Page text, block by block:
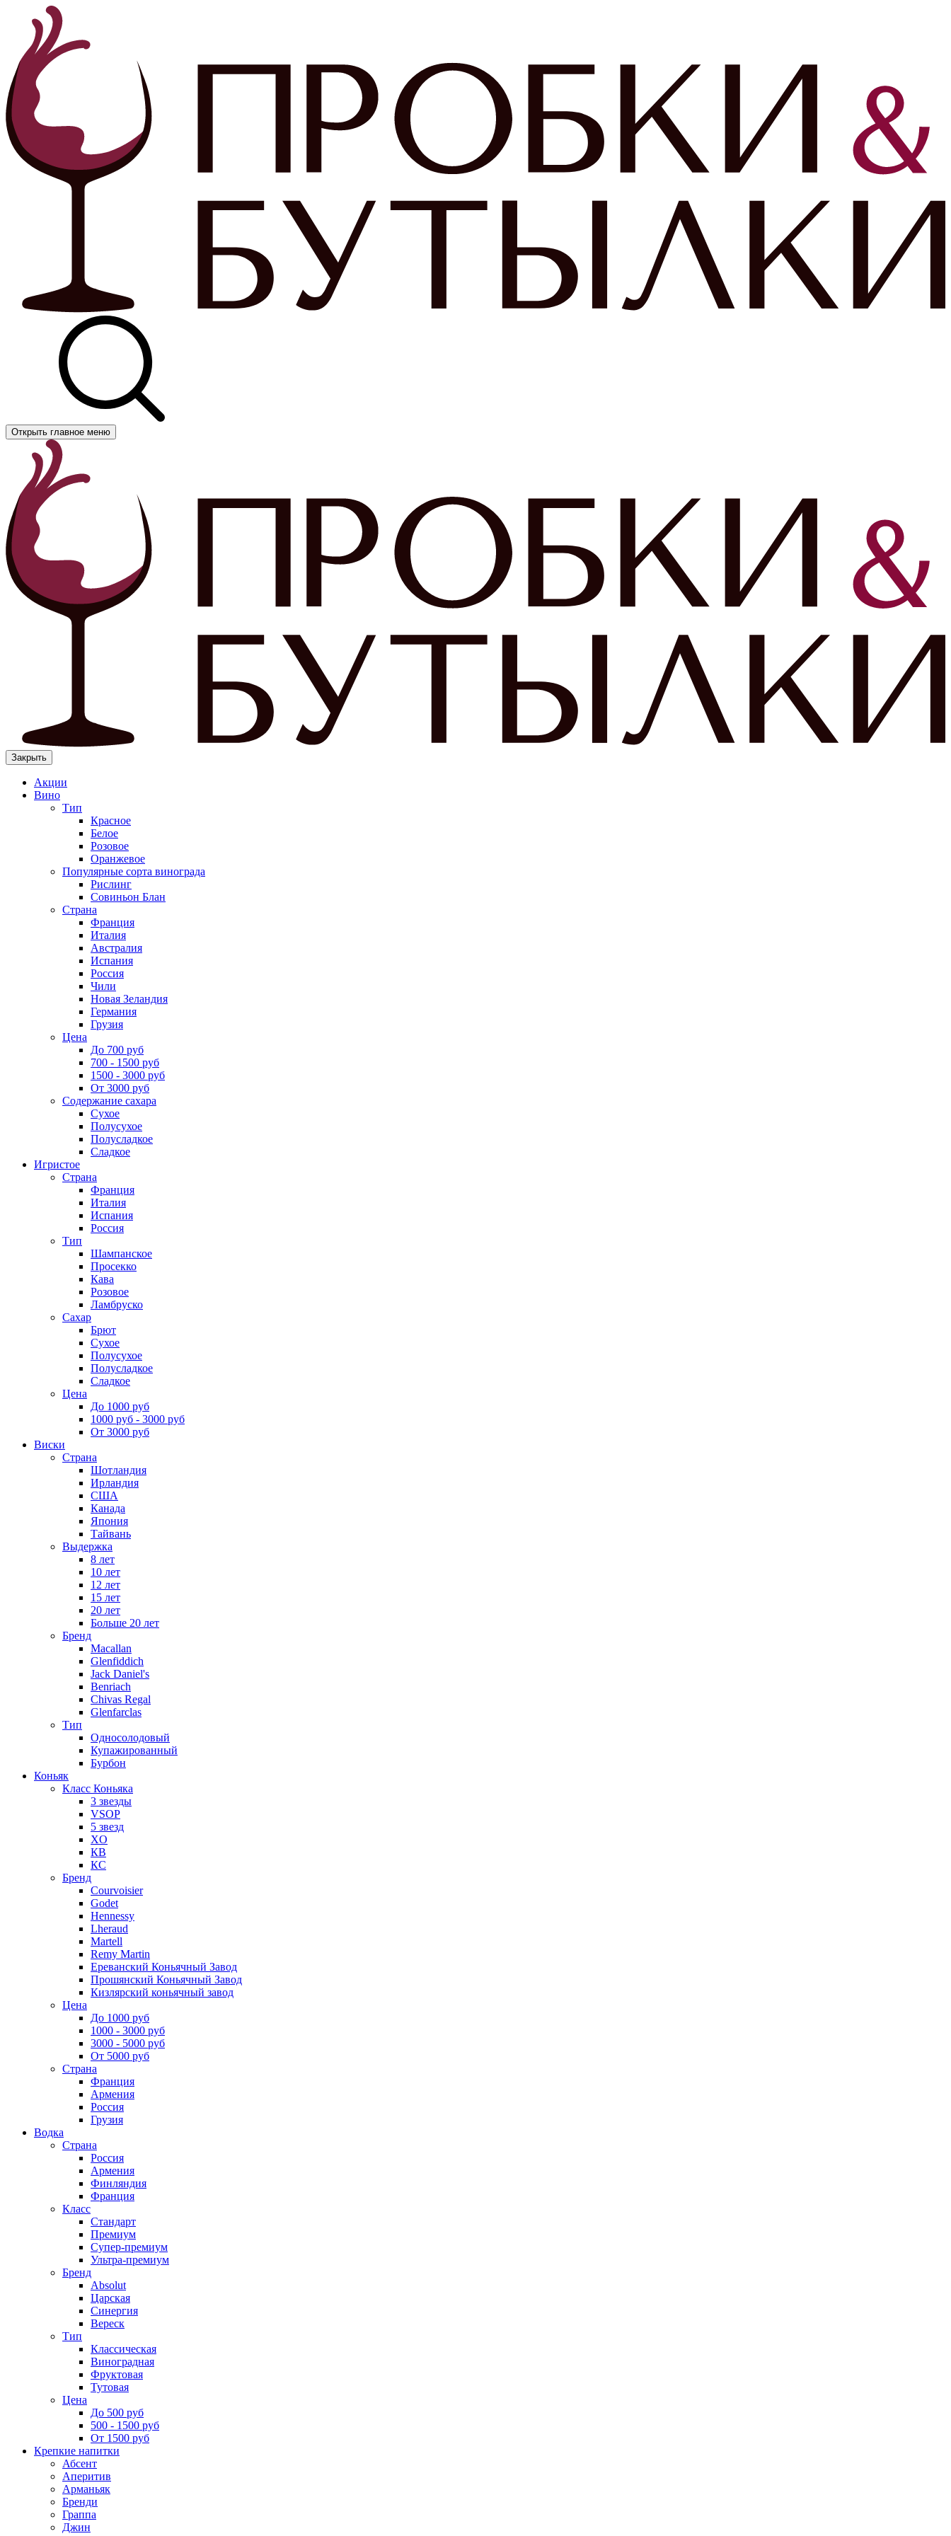
Открыть главное меню
Закрыть
Акции
Вино
Тип
Красное
Белое
Розовое
Оранжевое
Популярные сорта винограда
Рислинг
Совиньон Блан
Страна
Франция
Италия
Австралия
Испания
Россия
Чили
Новая Зеландия
Германия
Грузия
Цена
До 700 руб
700 - 1500 руб
1500 - 3000 руб
От 3000 руб
Содержание сахара
Сухое
Полусухое
Полусладкое
Сладкое
Игристое
Страна
Франция
Италия
Испания
Россия
Тип
Шампанское
Просекко
Кава
Розовое
Ламбруско
Сахар
Брют
Сухое
Полусухое
Полусладкое
Сладкое
Цена
До 1000 руб
1000 руб - 3000 руб
От 3000 руб
Виски
Страна
Шотландия
Ирландия
США
Канада
Япония
Тайвань
Выдержка
8 лет
10 лет
12 лет
15 лет
20 лет
Больше 20 лет
Бренд
Macallan
Glenfiddich
Jack Daniel's
Benriach
Chivas Regal
Glenfarclas
Тип
Односолодовый
Купажированный
Бурбон
Коньяк
Класс Коньяка
3 звезды
VSOP
5 звезд
XO
КВ
КС
Бренд
Courvoisier
Godet
Hennessy
Lheraud
Martell
Remy Martin
Ереванский Коньячный Завод
Прошянский Коньячный Завод
Кизлярский коньячный завод
Цена
До 1000 руб
1000 - 3000 руб
3000 - 5000 руб
От 5000 руб
Страна
Франция
Армения
Россия
Грузия
Водка
Страна
Россия
Армения
Финляндия
Франция
Класс
Стандарт
Премиум
Супер-премиум
Ультра-премиум
Бренд
Absolut
Царская
Синергия
Вереск
Тип
Классическая
Виноградная
Фруктовая
Тутовая
Цена
До 500 руб
500 - 1500 руб
От 1500 руб
Крепкие напитки
Абсент
Аперитив
Арманьяк
Бренди
Граппа
Джин